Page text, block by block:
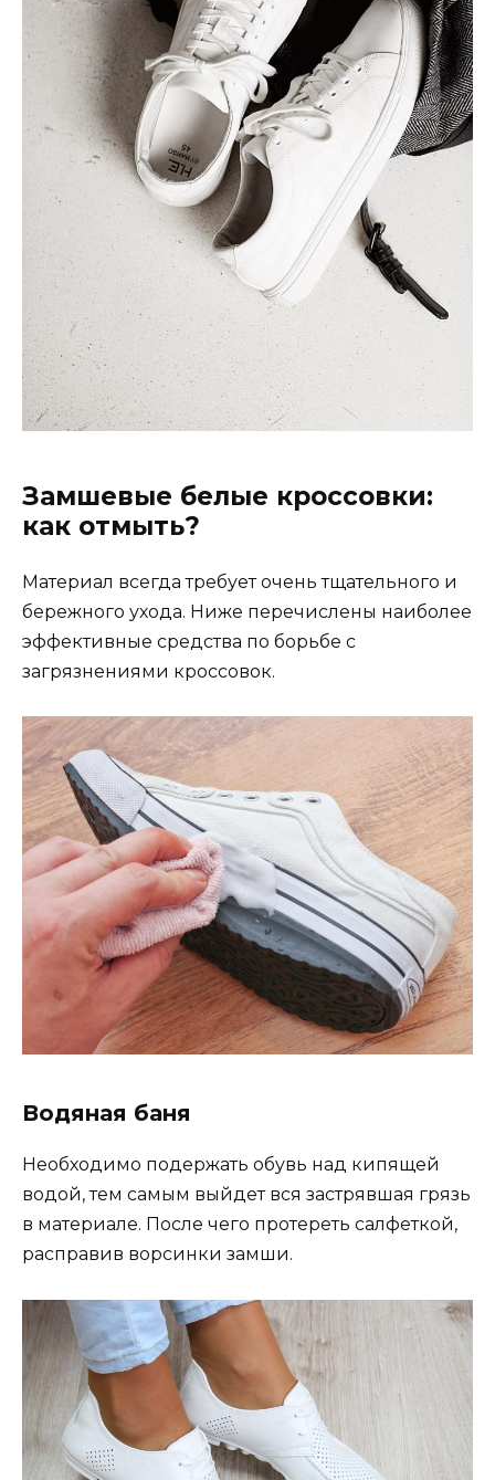
Замшевые белые кроссовки:
как отмыть?
Материал всегда требует очень тщательного и
бережного ухода. Ниже перечислены наиболее
эффективные средства по борьбе с
загрязнениями кроссовок.
Водяная баня
Необходимо подержать обувь над кипящей
водой, тем самым выйдет вся застрявшая грязь
в материале. После чего протереть салфеткой,
расправив ворсинки замши.